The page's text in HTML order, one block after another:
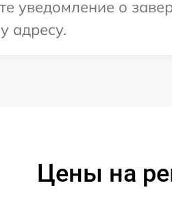
уведомление о
адресу.
Цены на